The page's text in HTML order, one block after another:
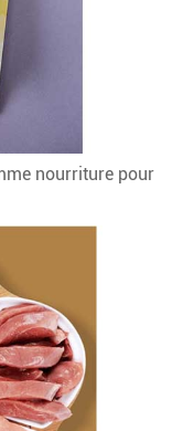
nourriture pour